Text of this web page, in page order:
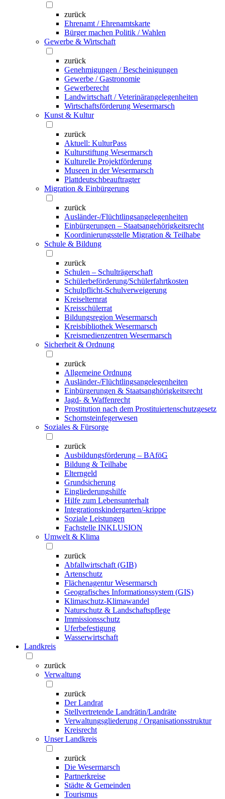
zurück
Ehrenamt / Ehrenamtskarte
Bürger machen Politik / Wahlen
Gewerbe & Wirtschaft
zurück
Genehmigungen / Bescheinigungen
Gewerbe / Gastronomie
Gewerberecht
Landwirtschaft / Veterinärangelegenheiten
Wirtschaftsförderung Wesermarsch
Kunst & Kultur
zurück
Aktuell: KulturPass
Kulturstiftung Wesermarsch
Kulturelle Projektförderung
Museen in der Wesermarsch
Plattdeutschbeauftragter
Migration & Einbürgerung
zurück
Ausländer-/Flüchtlingsangelegenheiten
Einbürgerungen – Staatsangehörigkeitsrecht
Koordinierungsstelle Migration & Teilhabe
Schule & Bildung
zurück
Schulen – Schulträgerschaft
Schülerbeförderung/Schülerfahrtkosten
Schulpflicht-Schulverweigerung
Kreiselternrat
Kreisschülerrat
Bildungsregion Wesermarsch
Kreisbibliothek Wesermarsch
Kreismedienzentren Wesermarsch
Sicherheit & Ordnung
zurück
Allgemeine Ordnung
Ausländer-/Flüchtlingsangelegenheiten
Einbürgerungen & Staatsanghörigkeitsrecht
Jagd- & Waffenrecht
Prostitution nach dem Prostituiertenschutzgesetz
Schornsteinfegerwesen
Soziales & Fürsorge
zurück
Ausbildungsförderung – BAföG
Bildung & Teilhabe
Elterngeld
Grundsicherung
Eingliederungshilfe
Hilfe zum Lebensunterhalt
Integrationskindergarten/-krippe
Soziale Leistungen
Fachstelle INKLUSION
Umwelt & Klima
zurück
Abfallwirtschaft (GIB)
Artenschutz
Flächenagentur Wesermarsch
Geografisches Informationssystem (GIS)
Klimaschutz-Klimawandel
Naturschutz & Landschaftspflege
Immissionsschutz
Uferbefestigung
Wasserwirtschaft
Landkreis
zurück
Verwaltung
zurück
Der Landrat
Stellvertretende Landrätin/Landräte
Verwaltungsgliederung / Organisationsstruktur
Kreisrecht
Unser Landkreis
zurück
Die Wesermarsch
Partnerkreise
Städte & Gemeinden
Tourismus